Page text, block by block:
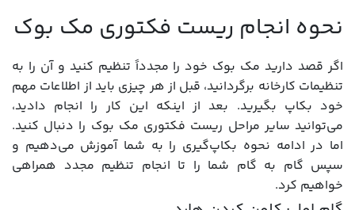
نحوه انجام ریست فکتوری مک بوک
اگر قصد دارید مک بوک خود را مجدداً تنظیم کنید و آن را به
تنظیمات کارخانه برگردانید، قبل از هر چیزی باید از اطلاعات مهم
خود بکاپ بگیرید. بعد از اینکه این کار را انجام دادید،
می‌توانید سایر مراحل ریست فکتوری مک بوک را دنبال کنید.
اما در ادامه نحوه بکاپ‌گیری را به شما آموزش می‌دهیم و
سپس گام به گام شما را تا انجام تنظیم مجدد همراهی
خواهیم کرد.